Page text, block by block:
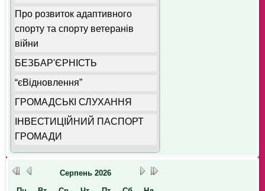
Про розвиток адаптивного
спорту та спорту ветеранів
війни
БЕЗБАР'ЄРНІСТЬ
“єВідновлення”
ГРОМАДСЬКІ СЛУХАННЯ
ІНВЕСТИЦІЙНИЙ ПАСПОРТ
ГРОМАДИ
Серпень 2026